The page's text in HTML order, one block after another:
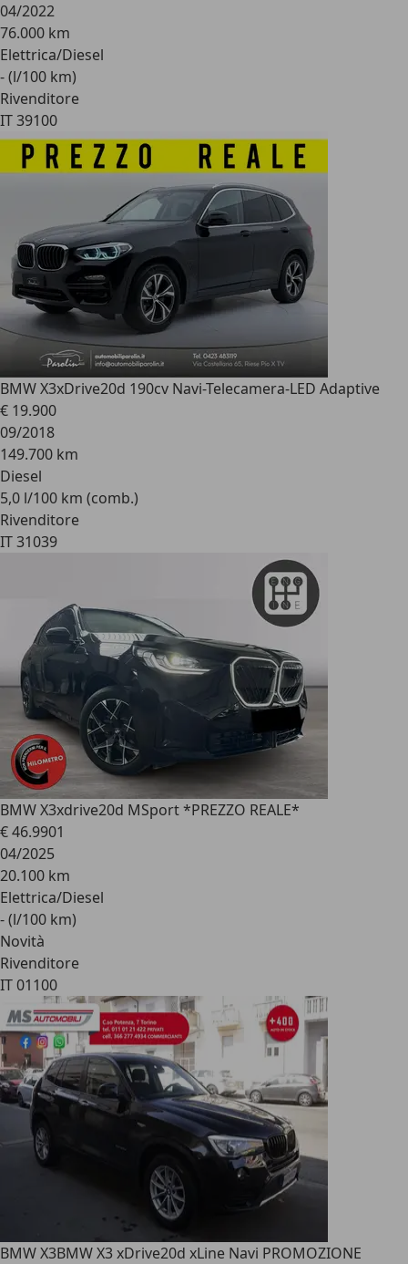
04/2022
76.000 km
Elettrica/Diesel
- (l/100 km)
Rivenditore
IT 39100
BMW X3xDrive20d 190cv Navi-Telecamera-LED Adaptive
€ 19.900
09/2018
149.700 km
Diesel
5,0 l/100 km (comb.)
Rivenditore
IT 31039
BMW X3xdrive20d MSport *PREZZO REALE*
€ 46.9901
04/2025
20.100 km
Elettrica/Diesel
- (l/100 km)
Novità
Rivenditore
IT 01100
BMW X3BMW X3 xDrive20d xLine Navi PROMOZIONE